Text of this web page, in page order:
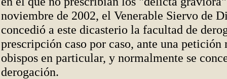
noviembre de 2002, el Venerable Siervo de
concedió a este dicasterio la facultad de
prescripción caso por caso, ante una
obispos en particular, y normalmente se
derogación.